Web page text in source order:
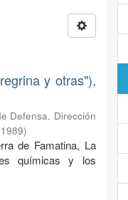
y otras"),
Defensa. Dirección
1989)
de Famatina, La
químicas y los